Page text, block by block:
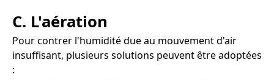
C. L'aération
Pour contrer l'humidité due au mouvement d'air
insuffisant, plusieurs solutions peuvent être adoptées
: